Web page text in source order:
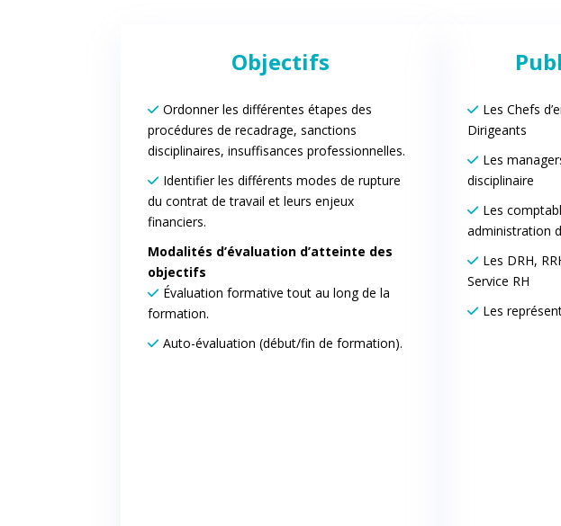
Objectifs
Ordonner les différentes étapes des
procédures de recadrage, sanctions
disciplinaires, insuffisances professionnelles.
Identifier les différents modes de rupture
du contrat de travail et leurs enjeux
financiers.
Modalités d’évaluation d’atteinte des
objectifs
Évaluation formative tout au long de la
formation.
Auto-évaluation (début/fin de formation).
Les Chefs
Dirigeants
Les
disciplinaire
Les
administration
Les DRH,
Service RH
Les